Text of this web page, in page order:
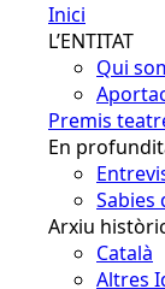
Inici
L’ENTITAT
Qui
Premis
En
Sabies
Arxiu
Català
Altres